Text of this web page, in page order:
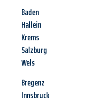
Baden
Hallein
Krems
Salzburg
Wels
Bregenz
Innsbruck